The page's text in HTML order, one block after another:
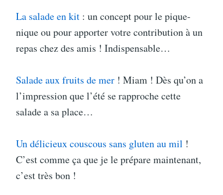
La salade en kit : un concept pour le pique-
nique ou pour apporter votre contribution à un
repas chez des amis ! Indispensable…
Salade aux fruits de mer ! Miam ! Dès qu’on a
l’impression que l’été se rapproche cette
salade a sa place…
Un délicieux couscous sans gluten au mil !
C’est comme ça que je le prépare maintenant,
c’est très bon !